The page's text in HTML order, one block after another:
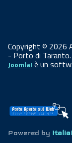
Copyright © 2026
- Porto di
Joomla! è un
Powered by